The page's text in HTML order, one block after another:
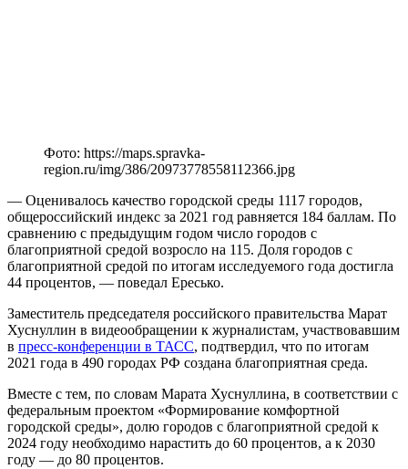
Фото: https://maps.spravka-
region.ru/img/386/20973778558112366.jpg
— Оценивалось качество городской среды 1117 городов,
общероссийский индекс за 2021 год равняется 184 баллам. По
сравнению с предыдущим годом число городов с
благоприятной средой возросло на 115. Доля городов с
благоприятной средой по итогам исследуемого года достигла
44 процентов, — поведал Ересько.
Заместитель председателя российского правительства Марат
Хуснуллин в видеообращении к журналистам, участвовавшим
в пресс-конференции в ТАСС, подтвердил, что по итогам
2021 года в 490 городах РФ создана благоприятная среда.
Вместе с тем, по словам Марата Хуснуллина, в соответствии с
федеральным проектом «Формирование комфортной
городской среды», долю городов с благоприятной средой к
2024 году необходимо нарастить до 60 процентов, а к 2030
году — до 80 процентов.